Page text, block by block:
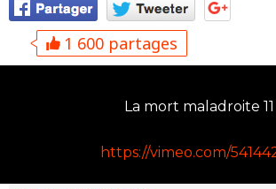
1 600 partages
La mort maladroite 11
https://vimeo.com/